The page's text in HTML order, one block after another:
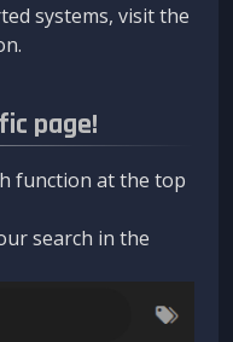
systems, visit the
page!
function at the top
search in the